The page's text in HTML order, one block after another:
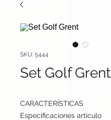
SKU: 5444
Set Golf Grent
CARACTERÍSTICAS
Especificaciones artículo